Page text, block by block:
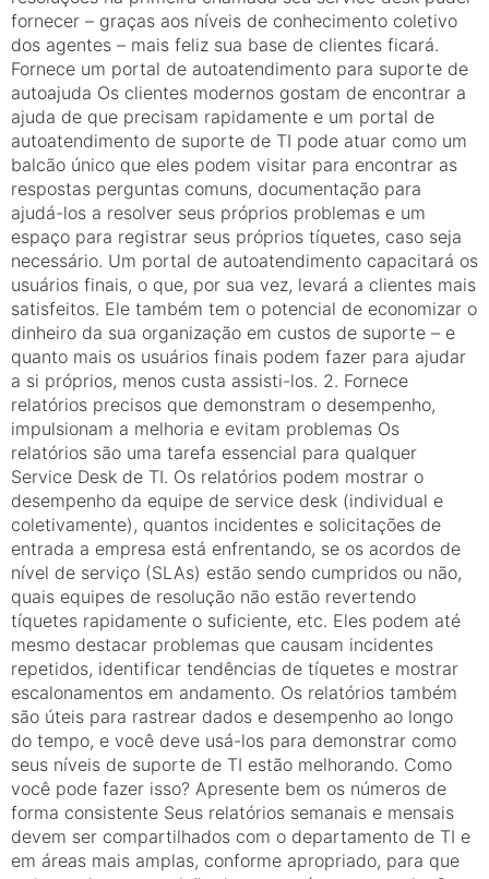
fornecer – graças aos níveis de conhecimento coletivo
dos agentes – mais feliz sua base de clientes ficará.
Fornece um portal de autoatendimento para suporte de
autoajuda Os clientes modernos gostam de encontrar a
ajuda de que precisam rapidamente e um portal de
autoatendimento de suporte de TI pode atuar como um
balcão único que eles podem visitar para encontrar as
respostas perguntas comuns, documentação para
ajudá-los a resolver seus próprios problemas e um
espaço para registrar seus próprios tíquetes, caso seja
necessário. Um portal de autoatendimento capacitará os
usuários finais, o que, por sua vez, levará a clientes mais
satisfeitos. Ele também tem o potencial de economizar o
dinheiro da sua organização em custos de suporte – e
quanto mais os usuários finais podem fazer para ajudar
a si próprios, menos custa assisti-los. 2. Fornece
relatórios precisos que demonstram o desempenho,
impulsionam a melhoria e evitam problemas Os
relatórios são uma tarefa essencial para qualquer
Service Desk de TI. Os relatórios podem mostrar o
desempenho da equipe de service desk (individual e
coletivamente), quantos incidentes e solicitações de
entrada a empresa está enfrentando, se os acordos de
nível de serviço (SLAs) estão sendo cumpridos ou não,
quais equipes de resolução não estão revertendo
tíquetes rapidamente o suficiente, etc. Eles podem até
mesmo destacar problemas que causam incidentes
repetidos, identificar tendências de tíquetes e mostrar
escalonamentos em andamento. Os relatórios também
são úteis para rastrear dados e desempenho ao longo
do tempo, e você deve usá-los para demonstrar como
seus níveis de suporte de TI estão melhorando. Como
você pode fazer isso? Apresente bem os números de
forma consistente Seus relatórios semanais e mensais
devem ser compartilhados com o departamento de TI e
em áreas mais amplas, conforme apropriado, para que